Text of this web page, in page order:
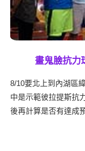
畫鬼臉抗力
8/10要北上到內湖區
中是示範彼拉提斯抗
後再計算是否有達成